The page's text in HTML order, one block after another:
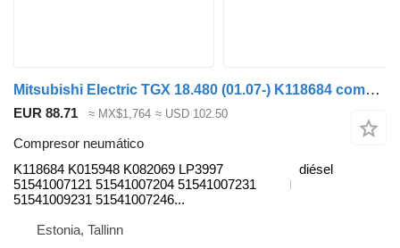
Mitsubishi Electric TGX 18.480 (01.07-) K118684 compresor neumático para MAN TGL, TGM, TGS, TGX (2005-2021) cabeza tractora
EUR 88.71 ≈ MX$1,764 ≈ USD 102.50
Compresor neumático
K118684 K015948 K082069 LP3997
51541007121 51541007204 51541007231
51541009231 51541007246...
diésel
Estonia, Tallinn